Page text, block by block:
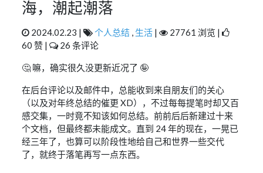
海，潮起潮落
2024.02.23 | 个人总结 , 生活 |
27761 浏览 |
60 赞 |
26 条评论
🤔 嘛，确实很久没更新近况了 🤪
在后台评论以及邮件中，总能收到来自朋友们的关心
（以及对年终总结的催更 XD），不过每每提笔时却又百
感交集，一时竟不知该如何总结。前前后后新建过十来
个文档，但最终都未能成文。直到 24 年的现在，一晃已
经三年了，也算可以阶段性地给自己和世界一些交代
了，就终于落笔再写一点东西。